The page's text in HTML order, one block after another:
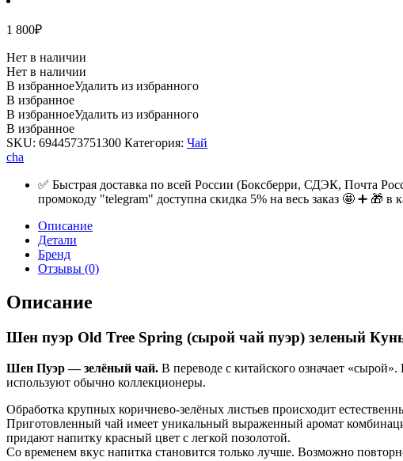
1 800₽
Нет в наличии
Нет в наличии
В избранноеУдалить из избранного
В избранное
В избранноеУдалить из избранного
В избранное
SKU: 6944573751300 Категория: Чай
cha
✅ Быстрая доставка по всей России (Боксберри, СДЭК, Почта
промокоду "telegram" доступна скидка 5% на весь заказ 🤩 ➕ 🎁 в
Описание
Детали
Бренд
Отзывы (0)
Описание
Шен пуэр Old Tree Spring (сырой чай пуэр) зеленый
Шен Пуэр — зелёный чай. В переводе с китайского означает
используют обычно коллекционеры.
Обработка крупных коричнево-зелёных листьев происходит
Приготовленный чай имеет уникальный выраженный аромат
придают напитку красный цвет с легкой позолотой.
Со временем вкус напитка становится только лучше. Возможно